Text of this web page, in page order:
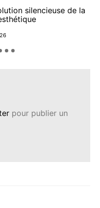
silencieuse de la
pour publier un